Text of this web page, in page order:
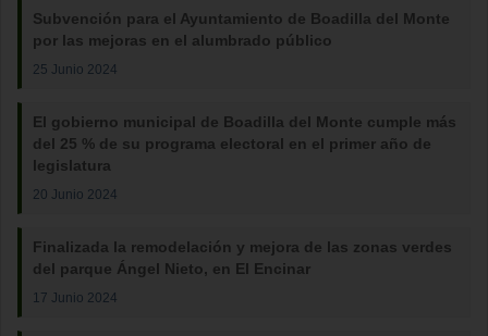
Subvención para el Ayuntamiento de Boadilla del Monte
por las mejoras en el alumbrado público
25 Junio 2024
El gobierno municipal de Boadilla del Monte cumple más
del 25 % de su programa electoral en el primer año de
legislatura
20 Junio 2024
Finalizada la remodelación y mejora de las zonas verdes
del parque Ángel Nieto, en El Encinar
17 Junio 2024